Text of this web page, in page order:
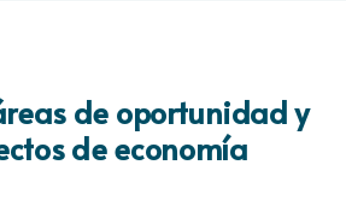
de oportunidad y
de economía